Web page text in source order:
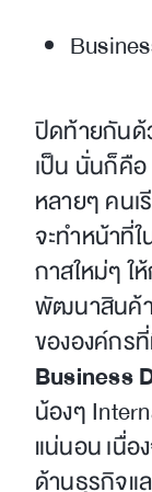
ปิดท้ายกันด้
เป็น นั่นก็คื
หลายๆ คน
จะทำหน้าที่
กาสใหม่ๆ
พัฒนาสินค้
ขององค์กร
Business
น้องๆ
แน่นอน เนื่อ
ด้านธุรกิจแ